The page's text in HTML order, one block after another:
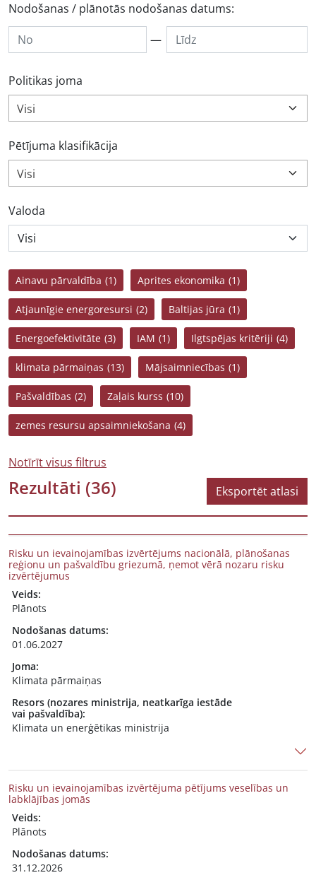
Nodošanas / plānotās nodošanas datums:
—
Politikas joma
Visi
Pētījuma klasifikācija
Visi
Valoda
Ainavu pārvaldība (1) Aprites ekonomika (1)
Atjaunīgie energoresursi (2) Baltijas jūra (1)
Energoefektivitāte (3) IAM (1) Ilgtspējas kritēriji (4)
klimata pārmaiņas (13) Mājsaimniecības (1)
Pašvaldības (2) Zaļais kurss (10)
zemes resursu apsaimniekošana (4)
Notīrīt visus filtrus
Rezultāti (36) Eksportēt atlasi
Risku un ievainojamības izvērtējums nacionālā, plānošanas
reģionu un pašvaldību griezumā, ņemot vērā nozaru risku
izvērtējumus
Veids:
Plānots
Nodošanas datums:
01.06.2027
Joma:
Klimata pārmaiņas
Resors (nozares ministrija, neatkarīga iestāde
vai pašvaldība):
Klimata un enerģētikas ministrija
Risku un ievainojamības izvērtējuma pētījums veselības un
labklājības jomās
Veids:
Plānots
Nodošanas datums:
31.12.2026